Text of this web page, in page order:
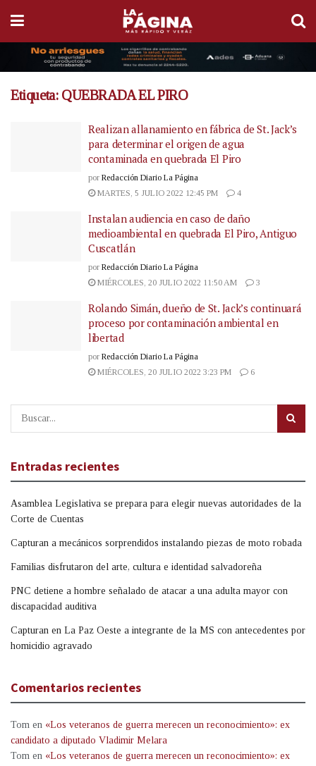
Etiqueta: QUEBRADA EL PIRO
Realizan allanamiento en fábrica de St. Jack’s
para determinar el origen de agua
contaminada en quebrada El Piro
por Redacción Diario La Página
MARTES, 5 JULIO 2022 12:45 PM
4
Instalan audiencia en caso de daño
medioambiental en quebrada El Piro, Antiguo
Cuscatlán
por Redacción Diario La Página
MIÉRCOLES, 20 JULIO 2022 11:50 AM
3
Rolando Simán, dueño de St. Jack’s continuará
proceso por contaminación ambiental en
libertad
por Redacción Diario La Página
MIÉRCOLES, 20 JULIO 2022 3:23 PM
6
Entradas recientes
Asamblea Legislativa se prepara para elegir nuevas autoridades de la
Corte de Cuentas
Capturan a mecánicos sorprendidos instalando piezas de moto robada
Familias disfrutaron del arte, cultura e identidad salvadoreña
PNC detiene a hombre señalado de atacar a una adulta mayor con
discapacidad auditiva
Capturan en La Paz Oeste a integrante de la MS con antecedentes por
homicidio agravado
Comentarios recientes
Tom en «Los veteranos de guerra merecen un reconocimiento»: ex
candidato a diputado Vladimir Melara
Tom en «Los veteranos de guerra merecen un reconocimiento»: ex